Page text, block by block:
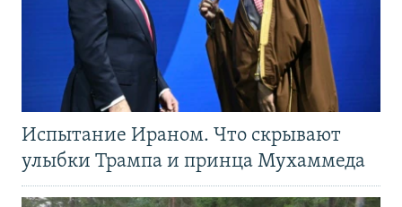
Испытание Ираном. Что скрывают
улыбки Трампа и принца Мухаммеда